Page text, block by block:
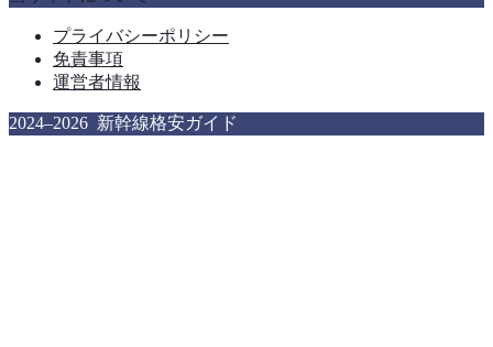
プライバシーポリシー
免責事項
運営者情報
2024–2026 新幹線格安ガイド